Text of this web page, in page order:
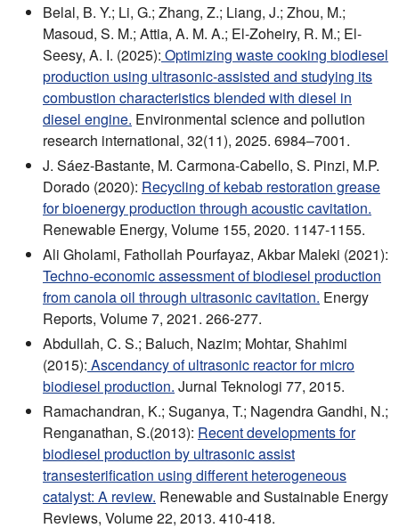
Belal, B. Y.; Li, G.; Zhang, Z.; Liang, J.; Zhou, M.;
Masoud, S. M.; Attia, A. M. A.; El-Zoheiry, R. M.; El-
Seesy, A. I. (2025): Optimizing waste cooking biodiesel
production using ultrasonic-assisted and studying its
combustion characteristics blended with diesel in
diesel engine. Environmental science and pollution
research international, 32(11), 2025. 6984–7001.
J. Sáez-Bastante, M. Carmona-Cabello, S. Pinzi, M.P.
Dorado (2020): Recycling of kebab restoration grease
for bioenergy production through acoustic cavitation.
Renewable Energy, Volume 155, 2020. 1147-1155.
Ali Gholami, Fathollah Pourfayaz, Akbar Maleki (2021):
Techno-economic assessment of biodiesel production
from canola oil through ultrasonic cavitation. Energy
Reports, Volume 7, 2021. 266-277.
Abdullah, C. S.; Baluch, Nazim; Mohtar, Shahimi
(2015): Ascendancy of ultrasonic reactor for micro
biodiesel production. Jurnal Teknologi 77, 2015.
Ramachandran, K.; Suganya, T.; Nagendra Gandhi, N.;
Renganathan, S.(2013): Recent developments for
biodiesel production by ultrasonic assist
transesterification using different heterogeneous
catalyst: A review. Renewable and Sustainable Energy
Reviews, Volume 22, 2013. 410-418.